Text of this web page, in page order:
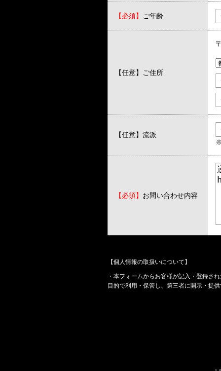
【必須】 ご年齢
【任意】 ご住所
【任意】 流派
【必須】 お問い合わせ内容
【個人情報の取扱いについて】
・本フォームからお客様が記入・登録さ
目的で利用・保管し、第三者に開示・提